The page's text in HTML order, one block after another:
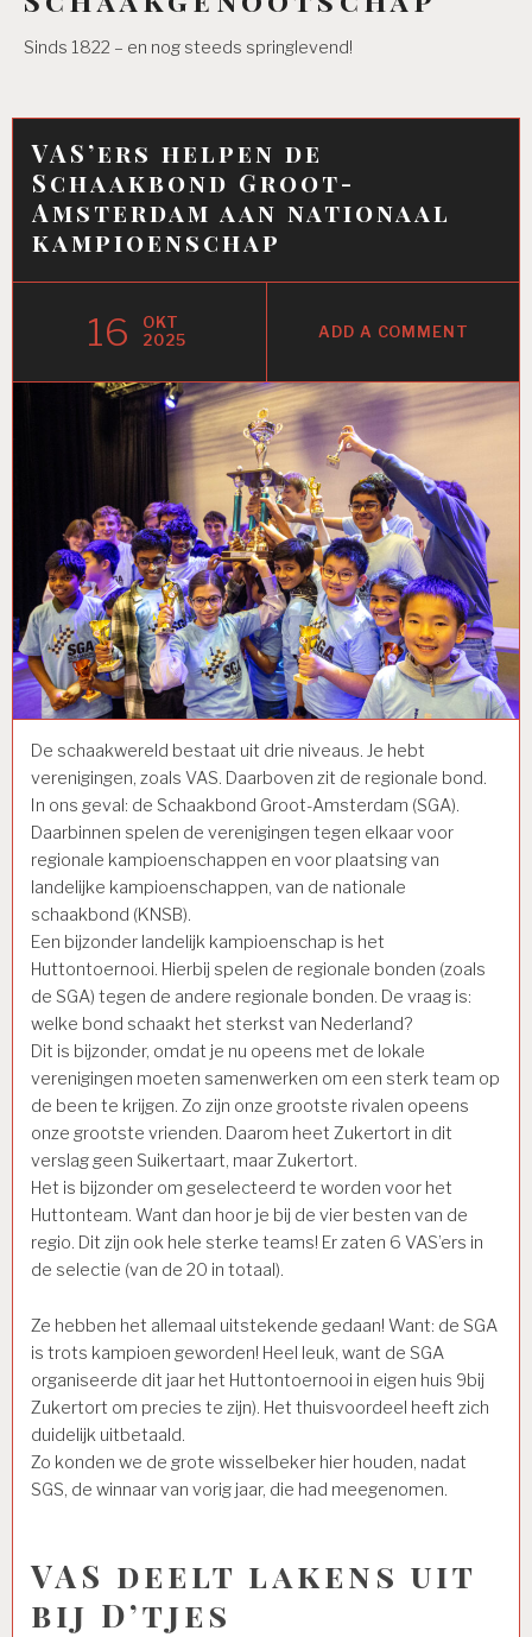
Sinds 1822 – en nog steeds springlevend!
VAS’ers helpen de
Schaakbond Groot-
Amsterdam aan nationaal
kampioenschap
16
OKT
2025
ADD A COMMENT
De schaakwereld bestaat uit drie niveaus. Je hebt
verenigingen, zoals VAS. Daarboven zit de regionale bond.
In ons geval: de Schaakbond Groot-Amsterdam (SGA).
Daarbinnen spelen de verenigingen tegen elkaar voor
regionale kampioenschappen en voor plaatsing van
landelijke kampioenschappen, van de nationale
schaakbond (KNSB).
Een bijzonder landelijk kampioenschap is het
Huttontoernooi. Hierbij spelen de regionale bonden (zoals
de SGA) tegen de andere regionale bonden. De vraag is:
welke bond schaakt het sterkst van Nederland?
Dit is bijzonder, omdat je nu opeens met de lokale
verenigingen moeten samenwerken om een sterk team op
de been te krijgen. Zo zijn onze grootste rivalen opeens
onze grootste vrienden. Daarom heet Zukertort in dit
verslag geen Suikertaart, maar Zukertort.
Het is bijzonder om geselecteerd te worden voor het
Huttonteam. Want dan hoor je bij de vier besten van de
regio. Dit zijn ook hele sterke teams! Er zaten 6 VAS’ers in
de selectie (van de 20 in totaal).
Ze hebben het allemaal uitstekende gedaan! Want: de SGA
is trots kampioen geworden! Heel leuk, want de SGA
organiseerde dit jaar het Huttontoernooi in eigen huis 9bij
Zukertort om precies te zijn). Het thuisvoordeel heeft zich
duidelijk uitbetaald.
Zo konden we de grote wisselbeker hier houden, nadat
SGS, de winnaar van vorig jaar, die had meegenomen.
VAS deelt lakens uit
bij D’tjes